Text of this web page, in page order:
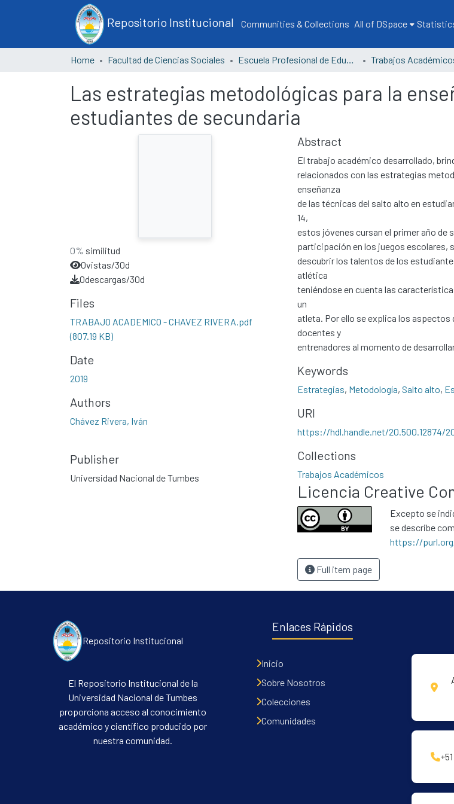
Repositorio Institucional Communities & Collections All of DSpace
Home Facultad de Ciencias Sociales Escuela Profesional de Educación Trabajos
Las estrategias metodológicas para la
estudiantes de secundaria
0% similitud
0vistas/30d
0descargas/30d
Files
TRABAJO ACADEMICO - CHAVEZ RIVERA.pdf
(807.19 KB)
Date
2019
Authors
Chávez Rivera, Iván
Publisher
Universidad Nacional de Tumbes
Abstract
El trabajo académico desarrollado,
relacionados con las estrategias
enseñanza
de las técnicas del salto alto en
14,
estos jóvenes cursan el primer año de
participación en los juegos escolares,
descubrir los talentos de los
atlética
teniéndose en cuenta las
un
atleta. Por ello se explica los aspectos
docentes y
entrenadores al momento de
Keywords
Estrategias, Metodología, Salto alto,
URI
https://hdl.handle.net/20.500.12874/
Collections
Trabajos Académicos
Licencia Creative
Excepto se
se describe
https://
Full item page
Repositorio Institucional
El Repositorio Institucional de la
Universidad Nacional de Tumbes
proporciona acceso al conocimiento
académico y científico producido por
nuestra comunidad.
Enlaces Rápidos
Inicio
Sobre Nosotros
Colecciones
Comunidades